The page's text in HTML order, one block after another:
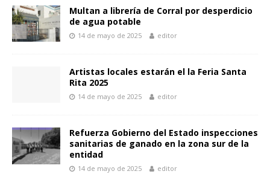
k p er k r
Multan a librería de Corral por desperdicio
de agua potable
14 de mayo de 2025 editor
Artistas locales estarán el la Feria Santa
Rita 2025
14 de mayo de 2025 editor
Refuerza Gobierno del Estado inspecciones
sanitarias de ganado en la zona sur de la
entidad
14 de mayo de 2025 editor